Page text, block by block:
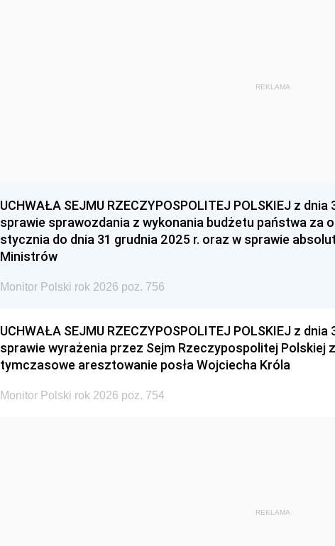
REKLAMA
UCHWAŁA SEJMU RZECZYPOSPOLITEJ POLSKIEJ z
sprawie sprawozdania z wykonania budżetu państwa za
stycznia do dnia 31 grudnia 2025 r. oraz w sprawie
Ministrów
Monitor Polski rok 2026 poz. 756
UCHWAŁA SEJMU RZECZYPOSPOLITEJ POLSKIEJ z
sprawie wyrażenia przez Sejm Rzeczypospolitej Polskiej
tymczasowe aresztowanie posła Wojciecha Króla
Monitor Polski rok 2026 poz. 754
REKLAMA